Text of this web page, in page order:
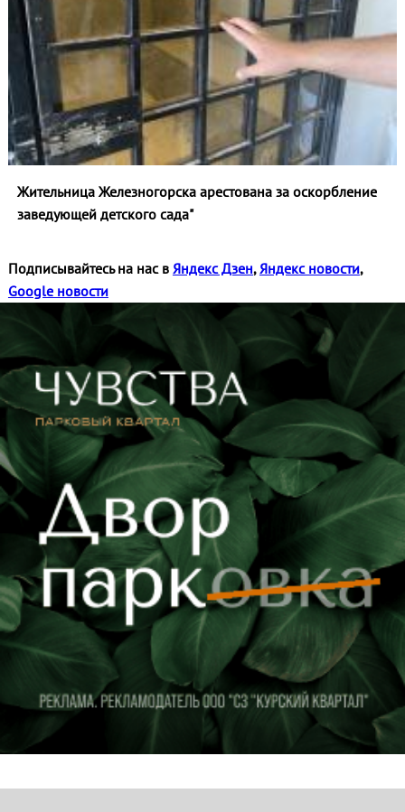
Жительница Железногорска арестована за оскорбление
заведующей детского сада"
Подписывайтесь на нас в Яндекс Дзен, Яндекс новости,
Google новости